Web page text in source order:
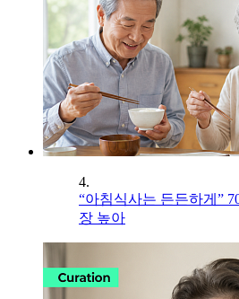
4.
“아침식사는 든든하게”
장 높아